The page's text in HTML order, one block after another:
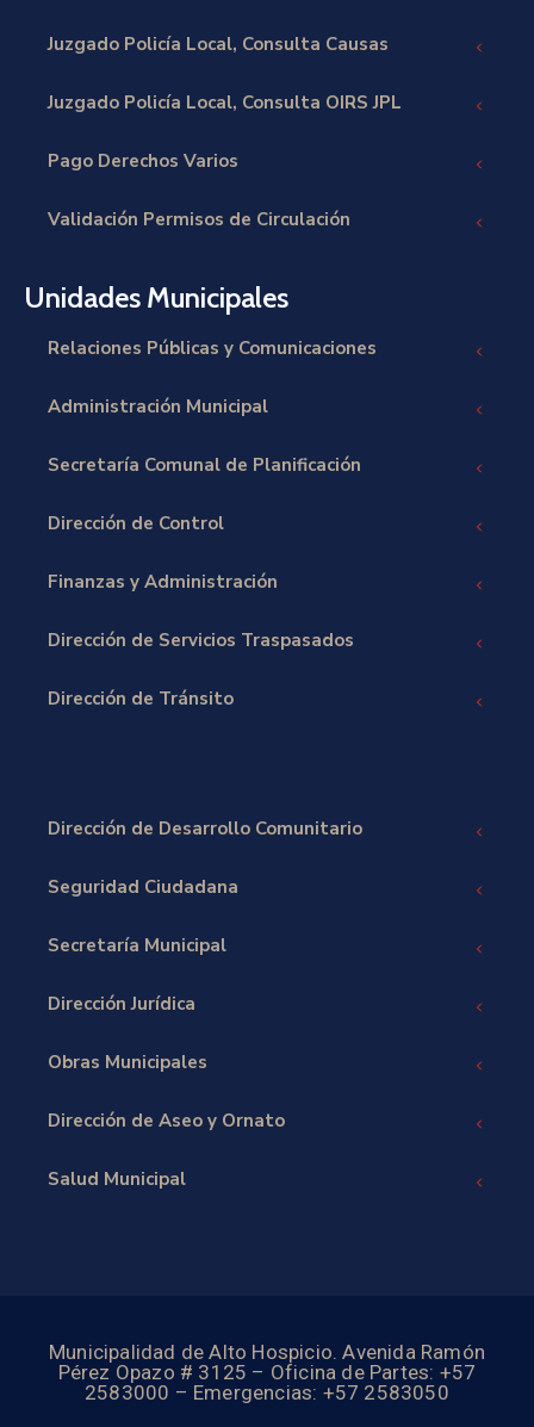
Juzgado Policía Local, Consulta Causas
Juzgado Policía Local, Consulta OIRS JPL
Pago Derechos Varios
Validación Permisos de Circulación
Unidades Municipales
Relaciones Públicas y Comunicaciones
Administración Municipal
Secretaría Comunal de Planificación
Dirección de Control
Finanzas y Administración
Dirección de Servicios Traspasados
Dirección de Tránsito
Dirección de Desarrollo Comunitario
Seguridad Ciudadana
Secretaría Municipal
Dirección Jurídica
Obras Municipales
Dirección de Aseo y Ornato
Salud Municipal
Municipalidad de Alto Hospicio. Avenida Ramón
Pérez Opazo # 3125 – Oficina de Partes: +57
2583000 – Emergencias: +57 2583050